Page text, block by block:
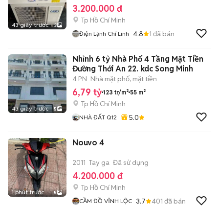
43 giây trước 3
3.200.000 đ
Tp Hồ Chí Minh
Điện Lạnh Chí Linh 4.8 1 đã bán
43 giây trước 5
Nhỉnh 6 tỷ Nhà Phố 4 Tầng Mặt Tiền
Đường Thới An 22. kdc Song Minh
4 PN Nhà mặt phố, mặt tiền
6,79 tỷ 123 tr/m² 55 m²
Tp Hồ Chí Minh
NHÀ ĐẤT Q12 5.0
1 phút trước 5
Nouvo 4
2011 Tay ga Đã sử dụng
4.200.000 đ
Tp Hồ Chí Minh
CẦM ĐỒ VĨNH LỘC 3.7 401 đã bán